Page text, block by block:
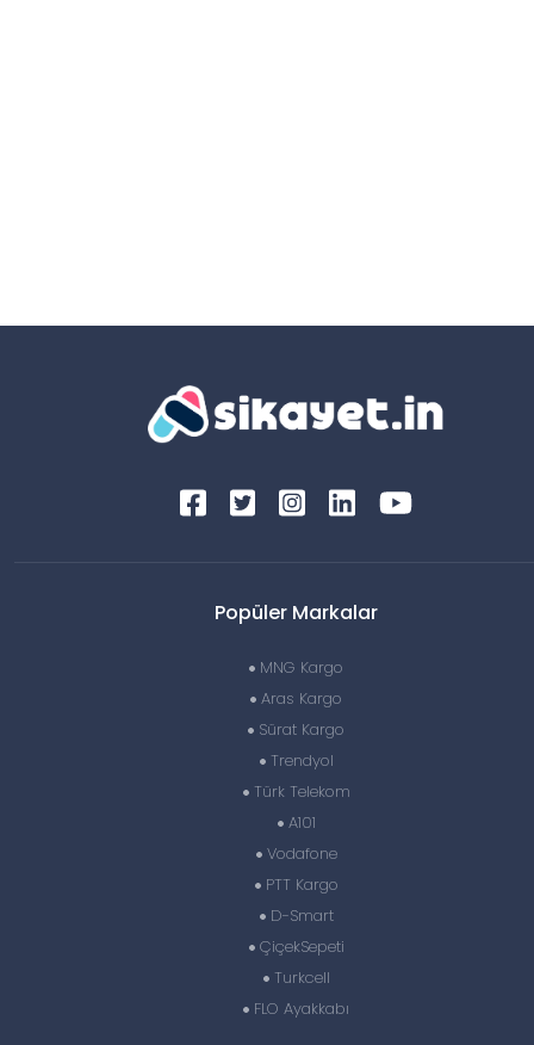
Popüler Markalar
MNG Kargo
Aras Kargo
Sürat Kargo
Trendyol
Türk Telekom
A101
Vodafone
PTT Kargo
D-Smart
ÇiçekSepeti
Turkcell
FLO Ayakkabı